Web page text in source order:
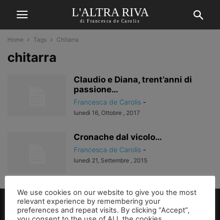
L'ALTRA RIVA
di Francesca de Carolis
Home Tags Chitarra
chitarra
Claudio e Diana, trent’anni di
passione…
Francesca de Carolis -
lunedì 16, Ottobre , 2017
Cronache dal vicolo…
Francesca de Carolis -
lunedì 21, Settembre , 2015
We use cookies on our website to give you the most
relevant experience by remembering your
preferences and repeat visits. By clicking “Accept”,